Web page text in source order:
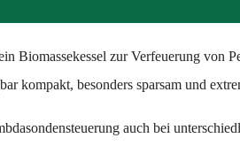
Biomassekessel zur Verfeuerung von
kompakt, besonders sparsam und
auch bei